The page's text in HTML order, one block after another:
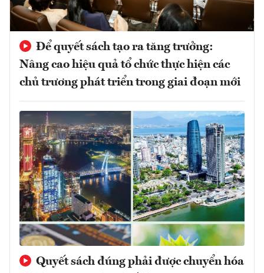
Để quyết sách tạo ra tăng trưởng:
Nâng cao hiệu quả tổ chức thực hiện các
chủ trương phát triển trong giai đoạn mới
Quyết sách đúng phải được chuyển hóa